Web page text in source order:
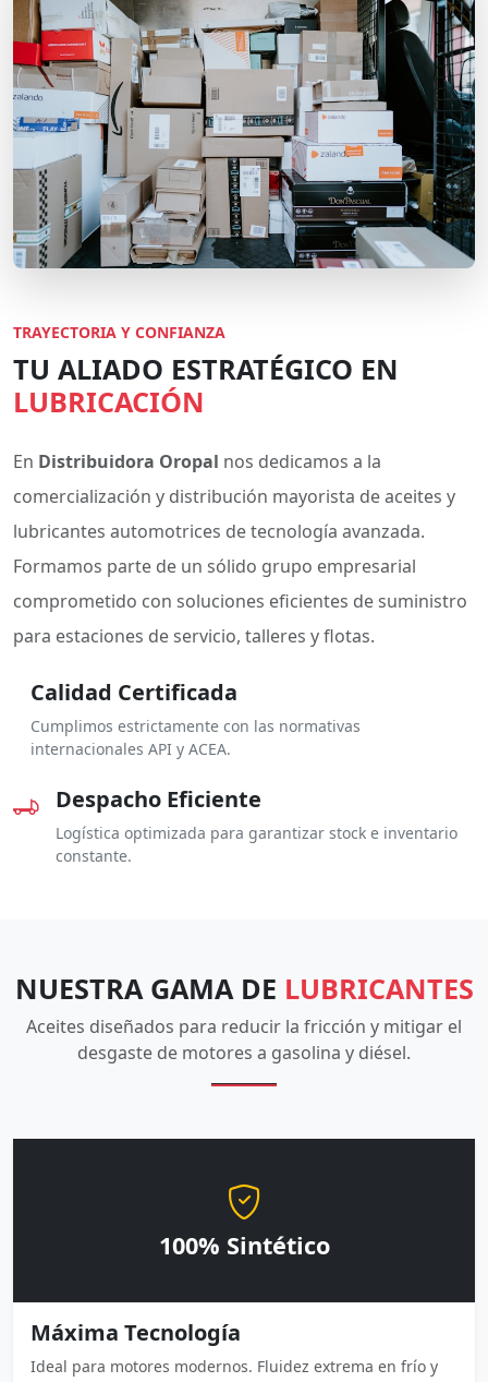
TRAYECTORIA Y CONFIANZA
TU ALIADO ESTRATÉGICO EN
LUBRICACIÓN
En Distribuidora Oropal nos dedicamos a la
comercialización y distribución mayorista de aceites y
lubricantes automotrices de tecnología avanzada.
Formamos parte de un sólido grupo empresarial
comprometido con soluciones eficientes de suministro
para estaciones de servicio, talleres y flotas.
Calidad Certificada
Cumplimos estrictamente con las normativas
internacionales API y ACEA.
Despacho Eficiente
Logística optimizada para garantizar stock e inventario
constante.
NUESTRA GAMA DE LUBRICANTES
Aceites diseñados para reducir la fricción y mitigar el
desgaste de motores a gasolina y diésel.
100% Sintético
Máxima Tecnología
Ideal para motores modernos. Fluidez extrema en frío y